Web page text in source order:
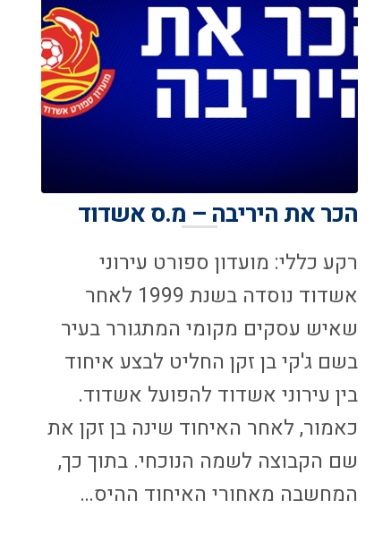
הכר את היריבה – מ.ס אשדוד
רקע כללי: מועדון ספורט עירוני
אשדוד נוסדה בשנת 1999 לאחר
שאיש עסקים מקומי המתגורר בעיר
בשם ג'קי בן זקן החליט לבצע איחוד
בין עירוני אשדוד להפועל אשדוד.
כאמור, לאחר האיחוד שינה בן זקן את
שם הקבוצה לשמה הנוכחי. בתוך כך,
המחשבה מאחורי האיחוד ההיס…